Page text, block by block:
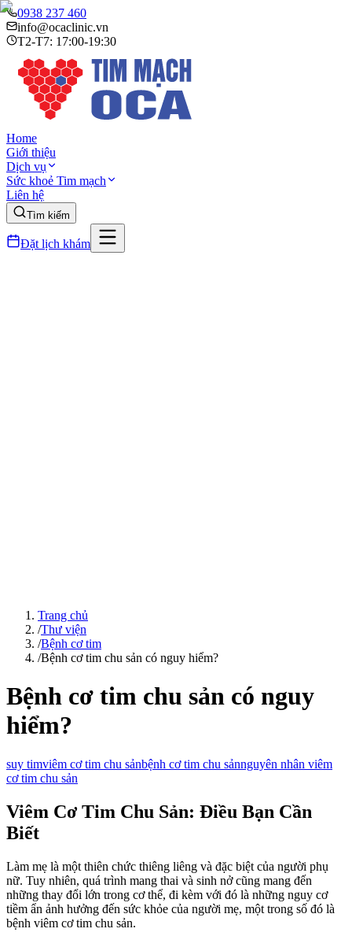
0938 237 460
info@ocaclinic.vn
T2-T7: 17:00-19:30
Home
Giới thiệu
Dịch vụ
Sức khoẻ Tim mạch
Liên hệ
Tìm kiếm
Đặt lịch khám
Trang chủ
/Thư viện
/Bệnh cơ tim
/Bệnh cơ tim chu sản có nguy hiểm?
Bệnh cơ tim chu sản có nguy
hiểm?
suy timviêm cơ tim chu sảnbệnh cơ tim chu sảnnguyên nhân viêm
cơ tim chu sản
Viêm Cơ Tim Chu Sản: Điều Bạn Cần
Biết
Làm mẹ là một thiên chức thiêng liêng và đặc biệt của người phụ
nữ. Tuy nhiên, quá trình mang thai và sinh nở cũng mang đến
những thay đổi lớn trong cơ thể, đi kèm với đó là những nguy cơ
tiềm ẩn ảnh hưởng đến sức khỏe của người mẹ, một trong số đó là
bệnh viêm cơ tim chu sản.